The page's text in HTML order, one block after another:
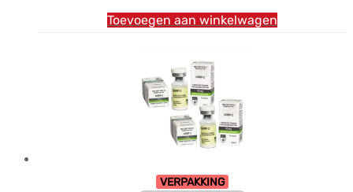
Toevoegen aan winkelwagen
VERPAKKING